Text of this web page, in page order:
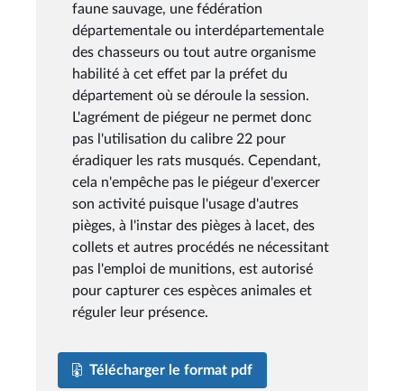
faune sauvage, une fédération
départementale ou interdépartementale
des chasseurs ou tout autre organisme
habilité à cet effet par la préfet du
département où se déroule la session.
L'agrément de piégeur ne permet donc
pas l'utilisation du calibre 22 pour
éradiquer les rats musqués. Cependant,
cela n'empêche pas le piégeur d'exercer
son activité puisque l'usage d'autres
pièges, à l'instar des pièges à lacet, des
collets et autres procédés ne nécessitant
pas l'emploi de munitions, est autorisé
pour capturer ces espèces animales et
réguler leur présence.
Télécharger le format pdf